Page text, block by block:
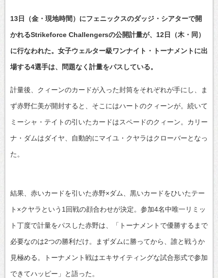
13日（金・現地時間）にフェニックスのダッジ・シアターで開
かれるStrikeforce Challengersの公開計量が、12日（木・同）
に行なわれた。女子ウェルター級ワンナイト・トーナメントに出
場する4選手は、問題なく計量をパスしている。
計量後、クィーンのカードが入った封筒をそれぞれが手にし、ま
ず赤野仁美が開封すると、そこにはハートのクィーンが。続いて
ミーシャ・テイトの引いたカードはスペードのクィーン。カリー
ナ・ダムはダイヤ、自動的にマイユ・クヤラはクローバーとなっ
た。
結果、赤いカードを引いた赤野×ダム、黒いカードをひいたテー
ト×クヤラという1回戦の顔合わせが決定。参加4名中唯一リミッ
ト丁度で計量をパスした赤野は、「トーナメントで優勝するまで
必要なのは2つの勝利だけ。まずダムに勝ってから、誰と戦うか
見極める。トーナメント戦はエキサイティングな試合形式で参加
できてハッピー」と語った。